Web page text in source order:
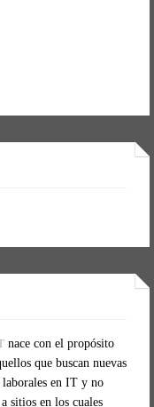
nace con el propósito
que buscan nuevas
laborales en IT y no
a sitios en los cuales